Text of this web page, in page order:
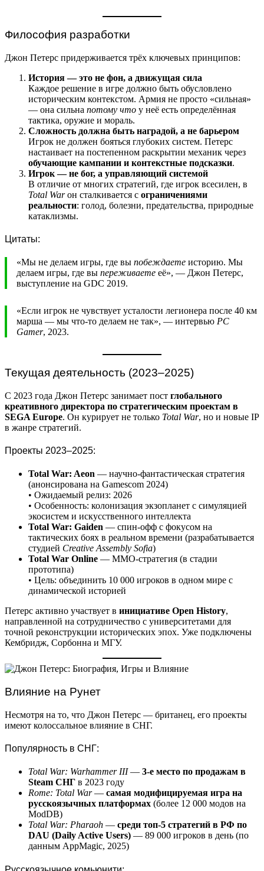
Философия разработки
Джон Петерс придерживается трёх ключевых принципов:
История — это не фон, а движущая сила
Каждое решение в игре должно быть обусловлено
историческим контекстом. Армия не просто «сильная»
— она сильна потому что у неё есть определённая
тактика, оружие и мораль.
Сложность должна быть наградой, а не барьером
Игрок не должен бояться глубоких систем. Петерс
настаивает на постепенном раскрытии механик через
обучающие кампании и контекстные подсказки.
Игрок — не бог, а управляющий системой
В отличие от многих стратегий, где игрок всесилен, в
Total Warон сталкивается с ограничениями
реальности: голод, болезни, предательства, природные
катаклизмы.
Цитаты:
«Мы не делаем игры, где вы побеждаете историю. Мы
делаем игры, где вы переживаете её», — Джон Петерс,
выступление на GDC 2019.
«Если игрок не чувствует усталости легионера после 40 км
марша — мы что-то делаем не так», — интервью PC
Gamer, 2023.
Текущая деятельность (2023–2025)
С 2023 года Джон Петерс занимает пост глобального
креативного директора по стратегическим проектам в
SEGA Europe. Он курирует не только Total War, но и новые IP
в жанре стратегий.
Проекты 2023–2025:
Total War: Aeon — научно-фантастическая стратегия
(анонсирована на Gamescom 2024)
• Ожидаемый релиз: 2026
• Особенность: колонизация экзопланет с симуляцией
экосистем и искусственного интеллекта
Total War: Gaiden — спин-офф с фокусом на
тактических боях в реальном времени (разрабатывается
студией Creative Assembly Sofia)
Total War Online — MMO-стратегия (в стадии
прототипа)
• Цель: объединить 10 000 игроков в одном мире с
динамической историей
Петерс активно участвует в инициативе Open History,
направленной на сотрудничество с университетами для
точной реконструкции исторических эпох. Уже подключены
Кембридж, Сорбонна и МГУ.
Влияние на Рунет
Несмотря на то, что Джон Петерс — британец, его проекты
имеют колоссальное влияние в СНГ.
Популярность в СНГ:
Total War: Warhammer III— 3-е место по продажам в
Steam СНГ в 2023 году
Rome: Total War— самая модифицируемая игра на
русскоязычных платформах (более 12 000 модов на
ModDB)
Total War: Pharaoh — среди топ-5 стратегий в РФ по
DAU (Daily Active Users) — 89 000 игроков в день (по
данным AppMagic, 2025)